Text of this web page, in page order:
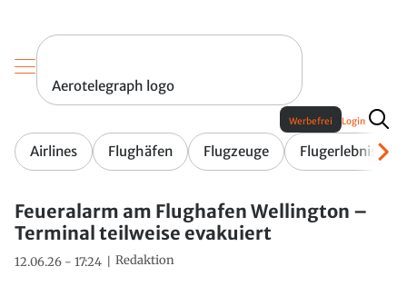
Aerotelegraph logo
Airlines Flughäfen Flugzeuge Flugerlebnis
Werbefrei Login
Feueralarm am Flughafen Wellington –
Terminal teilweise evakuiert
12.06.26 - 17:24 Redaktion